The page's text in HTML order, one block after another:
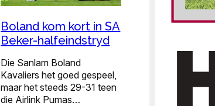
Boland kom kort in SA
Beker-halfeindstryd
Die Sanlam Boland
Kavaliers het goed gespeel,
maar het steeds 29-31 teen
die Airlink Pumas…